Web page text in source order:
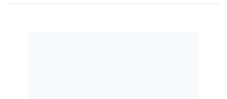
instrumentos e técnicas especiais de